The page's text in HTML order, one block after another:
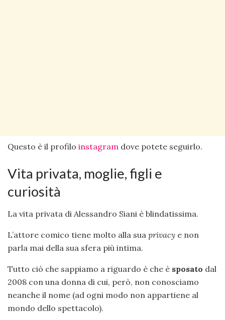
Questo è il profilo instagram dove potete seguirlo.
Vita privata, moglie, figli e
curiosità
La vita privata di Alessandro Siani è blindatissima.
L’attore comico tiene molto alla sua privacy e non
parla mai della sua sfera più intima.
Tutto ciò che sappiamo a riguardo è che è sposato dal
2008 con una donna di cui, però, non conosciamo
neanche il nome (ad ogni modo non appartiene al
mondo dello spettacolo).